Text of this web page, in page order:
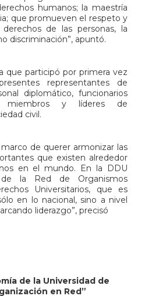
humanos; la maestría
que promueven el respeto y
de las personas, la
discriminación”, apuntó.
que participó por primera vez
representantes de
diplomático, funcionarios
miembros y líderes de
civil.
de querer armonizar las
que existen alrededor
en el mundo. En la DDU
la Red de Organismos
Universitarios, que es
en lo nacional, sino a nivel
liderazgo”, precisó
de la Universidad de
en Red”